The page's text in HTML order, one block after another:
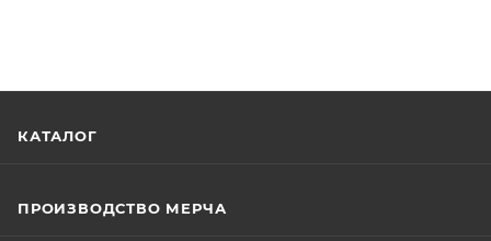
КАТАЛОГ
ПРОИЗВОДСТВО МЕРЧА